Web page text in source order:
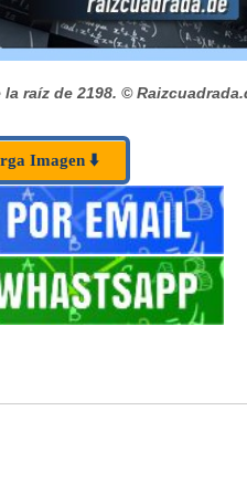
raíz de 2198. ©
Imagen ⬇️